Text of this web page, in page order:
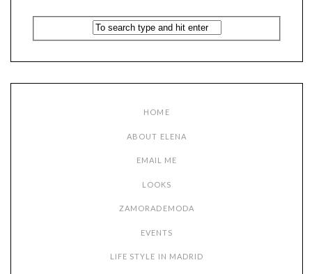
HOME
ABOUT ELENA
EMAIL ME
LOOKS
ZAMORADEMODA
EVENTS
LIFE STYLE IN MADRID